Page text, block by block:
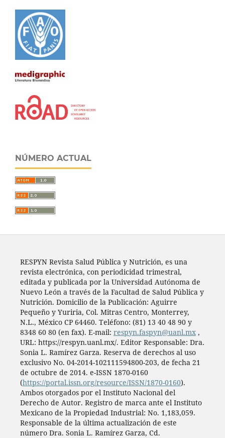
NÚMERO ACTUAL
RESPYN Revista Salud Pública y Nutrición, es una
revista electrónica, con periodicidad trimestral,
editada y publicada por la Universidad Autónoma de
Nuevo León a través de la Facultad de Salud Pública y
Nutrición. Domicilio de la Publicación: Aguirre
Pequeño y Yuriria, Col. Mitras Centro, Monterrey,
N.L., México CP 64460. Teléfono: (81) 13 40 48 90 y
8348 60 80 (en fax). E-mail: respyn.faspyn@uanl.mx,
URL: https://respyn.uanl.mx/. Editor Responsable: Dra.
Sonia L. Ramírez Garza. Reserva de derechos al uso
exclusivo No. 04-2014-102111594800-203, de fecha 21
de octubre de 2014. e-ISSN 1870-0160
(https://portal.issn.org/resource/ISSN/1870-0160).
Ambos otorgados por el Instituto Nacional del
Derecho de Autor. Registro de marca ante el Instituto
Mexicano de la Propiedad Industrial: No. 1,183,059.
Responsable de la última actualización de este
número Dra. Sonia L. Ramírez Garza, Cd.